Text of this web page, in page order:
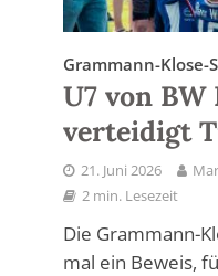
Grammann-Klose-
U7 von BW
verteidigt
21. Juni 2026
2 min. Lesezeit
Die Grammann-
mal ein Beweis,